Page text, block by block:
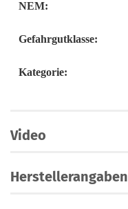
NEM:
Gefahrgutklasse:
Kategorie:
Video
Herstellerangaben